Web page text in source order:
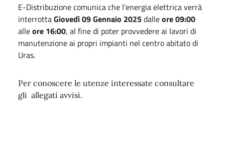
E-Distribuzione comunica che l'energia elettrica verrà
interrottaGiovedì 09 Gennaio 2025dalleore 09:00
alleore 16:00, al fine di poter provvedere ai lavori di
manutenzione ai propri impianti nel centro abitato di
Uras.
Per conoscere le utenze interessate consultare
gli allegati avvisi.